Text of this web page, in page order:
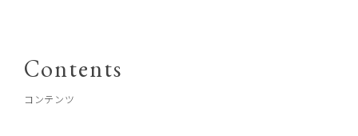
Contents
コンテンツ